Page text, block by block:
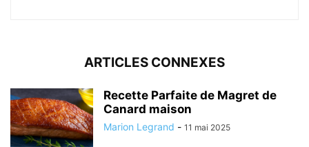
ARTICLES CONNEXES
Recette Parfaite de Magret de
Canard maison
Marion Legrand - 11 mai 2025